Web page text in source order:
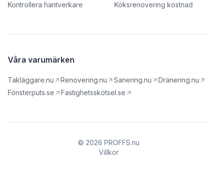
Kontrollera hantverkare Köksrenovering kostnad
Våra varumärken
Takläggare.nu Renovering.nu Sanering.nu
Dränering.nu
Fönsterputs.se
Fastighetsskötsel.se
© 2026 PROFFS.nu
Villkor